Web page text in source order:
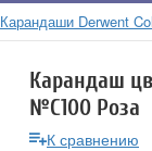
Карандаши Derwent
Карандаш
№C100 Роза
К сравнению